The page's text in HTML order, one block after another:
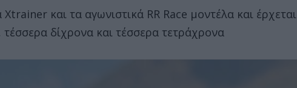
και τα αγωνιστικά RR Race μοντέλα και έρχεται
δίχρονα και τέσσερα τετράχρονα